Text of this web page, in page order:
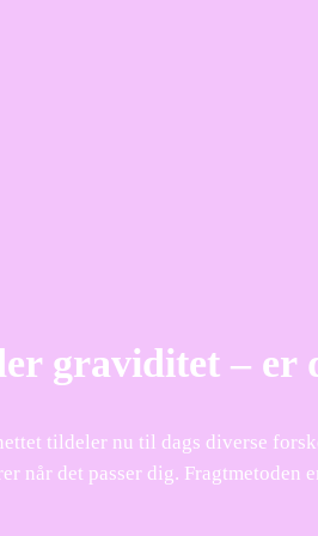
graviditet – er
tildeler nu til dags diverse
når det passer dig.